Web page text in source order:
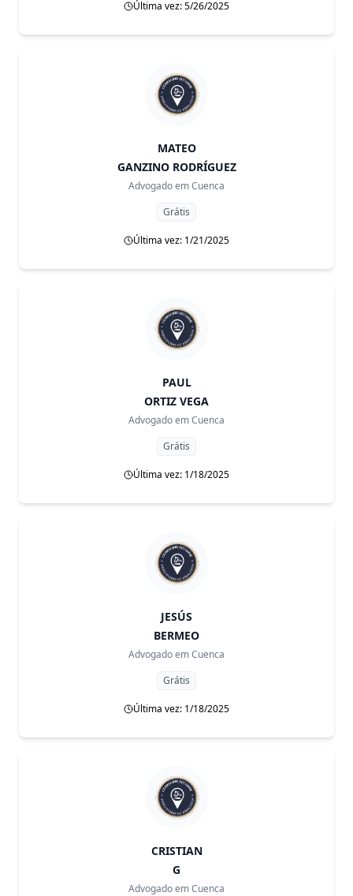
Última vez: 5/26/2025
MATEO
GANZINO RODRÍGUEZ
Advogado emCuenca
Grátis
Última vez: 1/21/2025
PAUL
ORTIZ VEGA
Advogado emCuenca
Grátis
Última vez: 1/18/2025
JESÚS
BERMEO
Advogado emCuenca
Grátis
Última vez: 1/18/2025
CRISTIAN
G
Advogado emCuenca